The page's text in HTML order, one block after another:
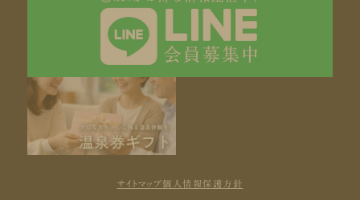
サイトマップ個人情報保護方針